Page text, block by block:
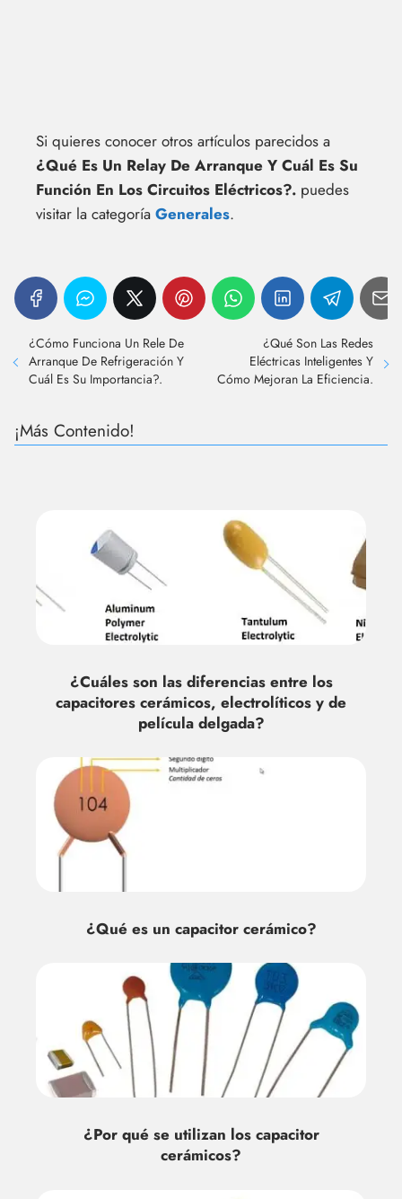
Si quieres conocer otros artículos parecidos a
¿Qué Es Un Relay De Arranque Y Cuál Es Su
Función En Los Circuitos Eléctricos?. puedes
visitar la categoría Generales.
¿Cómo Funciona Un Rele De
Arranque De Refrigeración Y
Cuál Es Su Importancia?.
¿Qué Son Las Redes
Eléctricas Inteligentes Y
Cómo Mejoran La Eficiencia.
¡Más Contenido!
¿Cuáles son las diferencias entre los
capacitores cerámicos, electrolíticos y de
película delgada?
¿Qué es un capacitor cerámico?
¿Por qué se utilizan los capacitor
cerámicos?